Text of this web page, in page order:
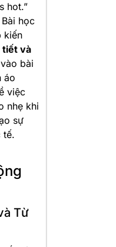
hot.”
học
kiến
tiết và
vào bài
áo
việc
nhẹ khi
sự
tế.
Từ